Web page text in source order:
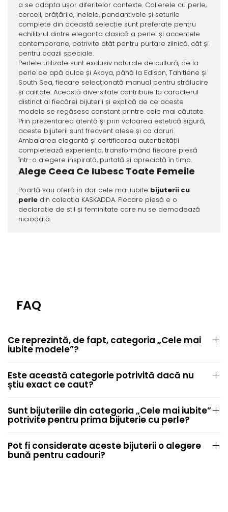
a se adapta ușor diferitelor contexte. Colierele cu perle,
cerceii, brățările, inelele, pandantivele și seturile
complete din această selecție sunt preferate pentru
echilibrul dintre eleganța clasică a perlei și accentele
contemporane, potrivite atât pentru purtare zilnică, cât și
pentru ocazii speciale.
Perlele utilizate sunt exclusiv naturale de cultură, de la
perle de apă dulce și Akoya, până la Edison, Tahitiene și
South Sea, fiecare selecționată manual pentru strălucire
și calitate. Această diversitate contribuie la caracterul
distinct al fiecărei bijuterii și explică de ce aceste
modele se regăsesc constant printre cele mai căutate.
Prin prezentarea atentă și prin valoarea estetică sigură,
aceste bijuterii sunt frecvent alese și ca daruri.
Ambalarea elegantă și certificarea autenticității
completează experiența, transformând fiecare piesă
într-o alegere inspirată, purtată și apreciată în timp.
Alege Ceea Ce Iubesc Toate Femeile
Poartă sau oferă în dar cele mai iubite bijuterii cu
perledin colecția KASKADDA. Fiecare piesă e o
declarație de stil și feminitate care nu se demodează
niciodată.
FAQ
Ce reprezintă, de fapt, categoria „Cele mai
iubite modele”?
Este această categorie potrivită dacă nu
știu exact ce caut?
Sunt bijuteriile din categoria „Cele mai iubite”
potrivite pentru prima bijuterie cu perle?
Pot fi considerate aceste bijuterii o alegere
bună pentru cadouri?